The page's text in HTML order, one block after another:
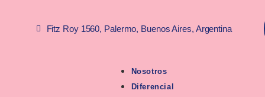
Fitz Roy 1560, Palermo, Buenos Aires, Argentina
Nosotros
Diferencial